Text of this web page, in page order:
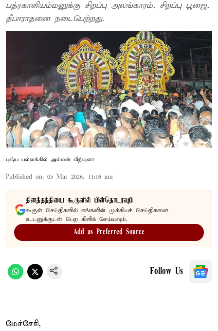
பத்ரகாளியம்மனுக்கு சிறப்பு அலங்காரம், சிறப்பு பூஜை,
தீபாராதனை நடைபெற்றது.
புஷ்ப பல்லக்கில் அம்மன் வீதியுலா
Published on: 05 Mar 2026, 11:16 am
தினத்தந்தியை கூகுளில் பின்தொடரவும்
கூகுள் செய்திகளில் எங்களின் முக்கியச் செய்திகளை
உடனுக்குடன் பெற கிளிக் செய்யவும்.
Add as Preferred Source
Follow Us
மேச்சேரி,